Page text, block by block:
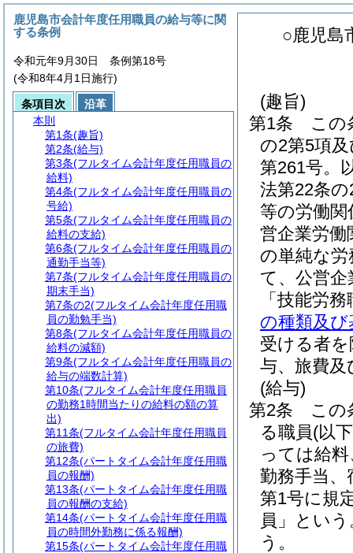
○鹿児島
(趣旨)
第1条
この
の2第5項
第261号。
法第22条
等の労働
営企業労働
の単純な
て、公営
「技能労
の種類及
受ける者
与、旅費
(給与)
第2条
この
る職員(以
っては給
勤務手当、
第1号に規
員」という
う。
鹿児島市会計年度任用職員の給与等に関
する条例
令和元年9月30日 条例第18号
(令和8年4月1日施行)
条項目次
沿革
本則
第1条(趣旨)
第2条(給与)
第3条(フルタイム会計年度任用職員の
給料)
第4条(フルタイム会計年度任用職員の
号給)
第5条(フルタイム会計年度任用職員の
給料の支給)
第6条(フルタイム会計年度任用職員の
通勤手当等)
第7条(フルタイム会計年度任用職員の
期末手当)
第7条の2(フルタイム会計年度任用職
員の勤勉手当)
第8条(フルタイム会計年度任用職員の
給料の減額)
第9条(フルタイム会計年度任用職員の
給与の端数計算)
第10条(フルタイム会計年度任用職員
の勤務1時間当たりの給料の額の算
出)
第11条(フルタイム会計年度任用職員
の旅費)
第12条(パートタイム会計年度任用職
員の報酬)
第13条(パートタイム会計年度任用職
員の報酬の支給)
第14条(パートタイム会計年度任用職
員の時間外勤務に係る報酬)
第15条(パートタイム会計年度任用職